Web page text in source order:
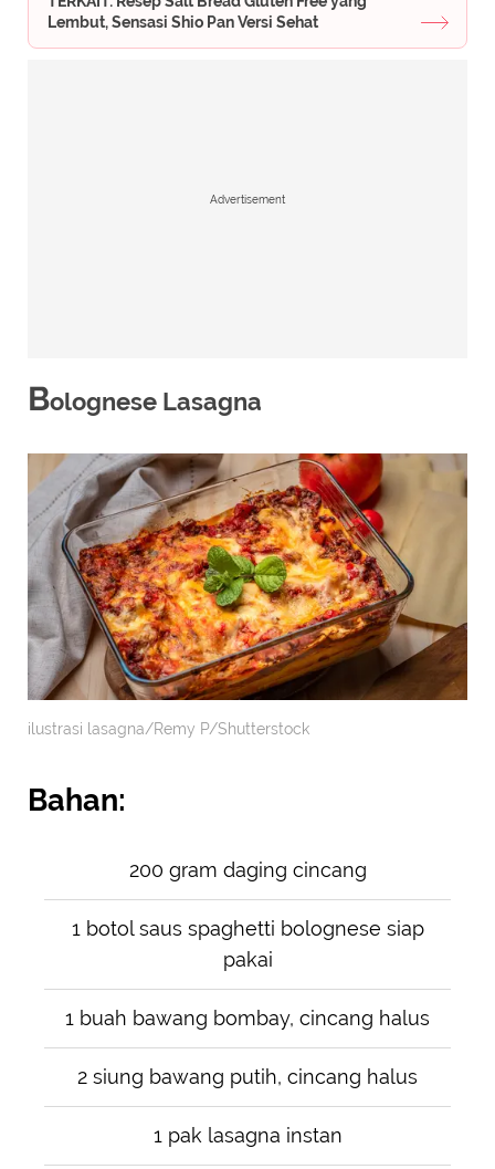
Lembut, Sensasi Shio Pan Versi Sehat
Advertisement
Bolognese Lasagna
ilustrasi lasagna/Remy P/Shutterstock
Bahan:
200 gram daging cincang
1 botol saus spaghetti bolognese siap
pakai
1 buah bawang bombay, cincang halus
2 siung bawang putih, cincang halus
1 pak lasagna instan